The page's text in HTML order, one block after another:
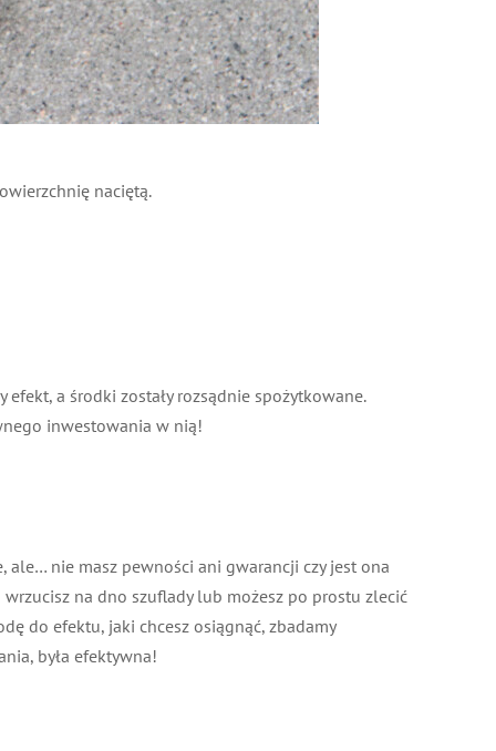
naciętą.
a środki zostały rozsądnie spożytkowane.
inwestowania w nią!
ale… nie masz pewności ani gwarancji czy jest ona
na dno szuflady lub możesz po prostu zlecić
do efektu, jaki chcesz osiągnąć, zbadamy
była efektywna!